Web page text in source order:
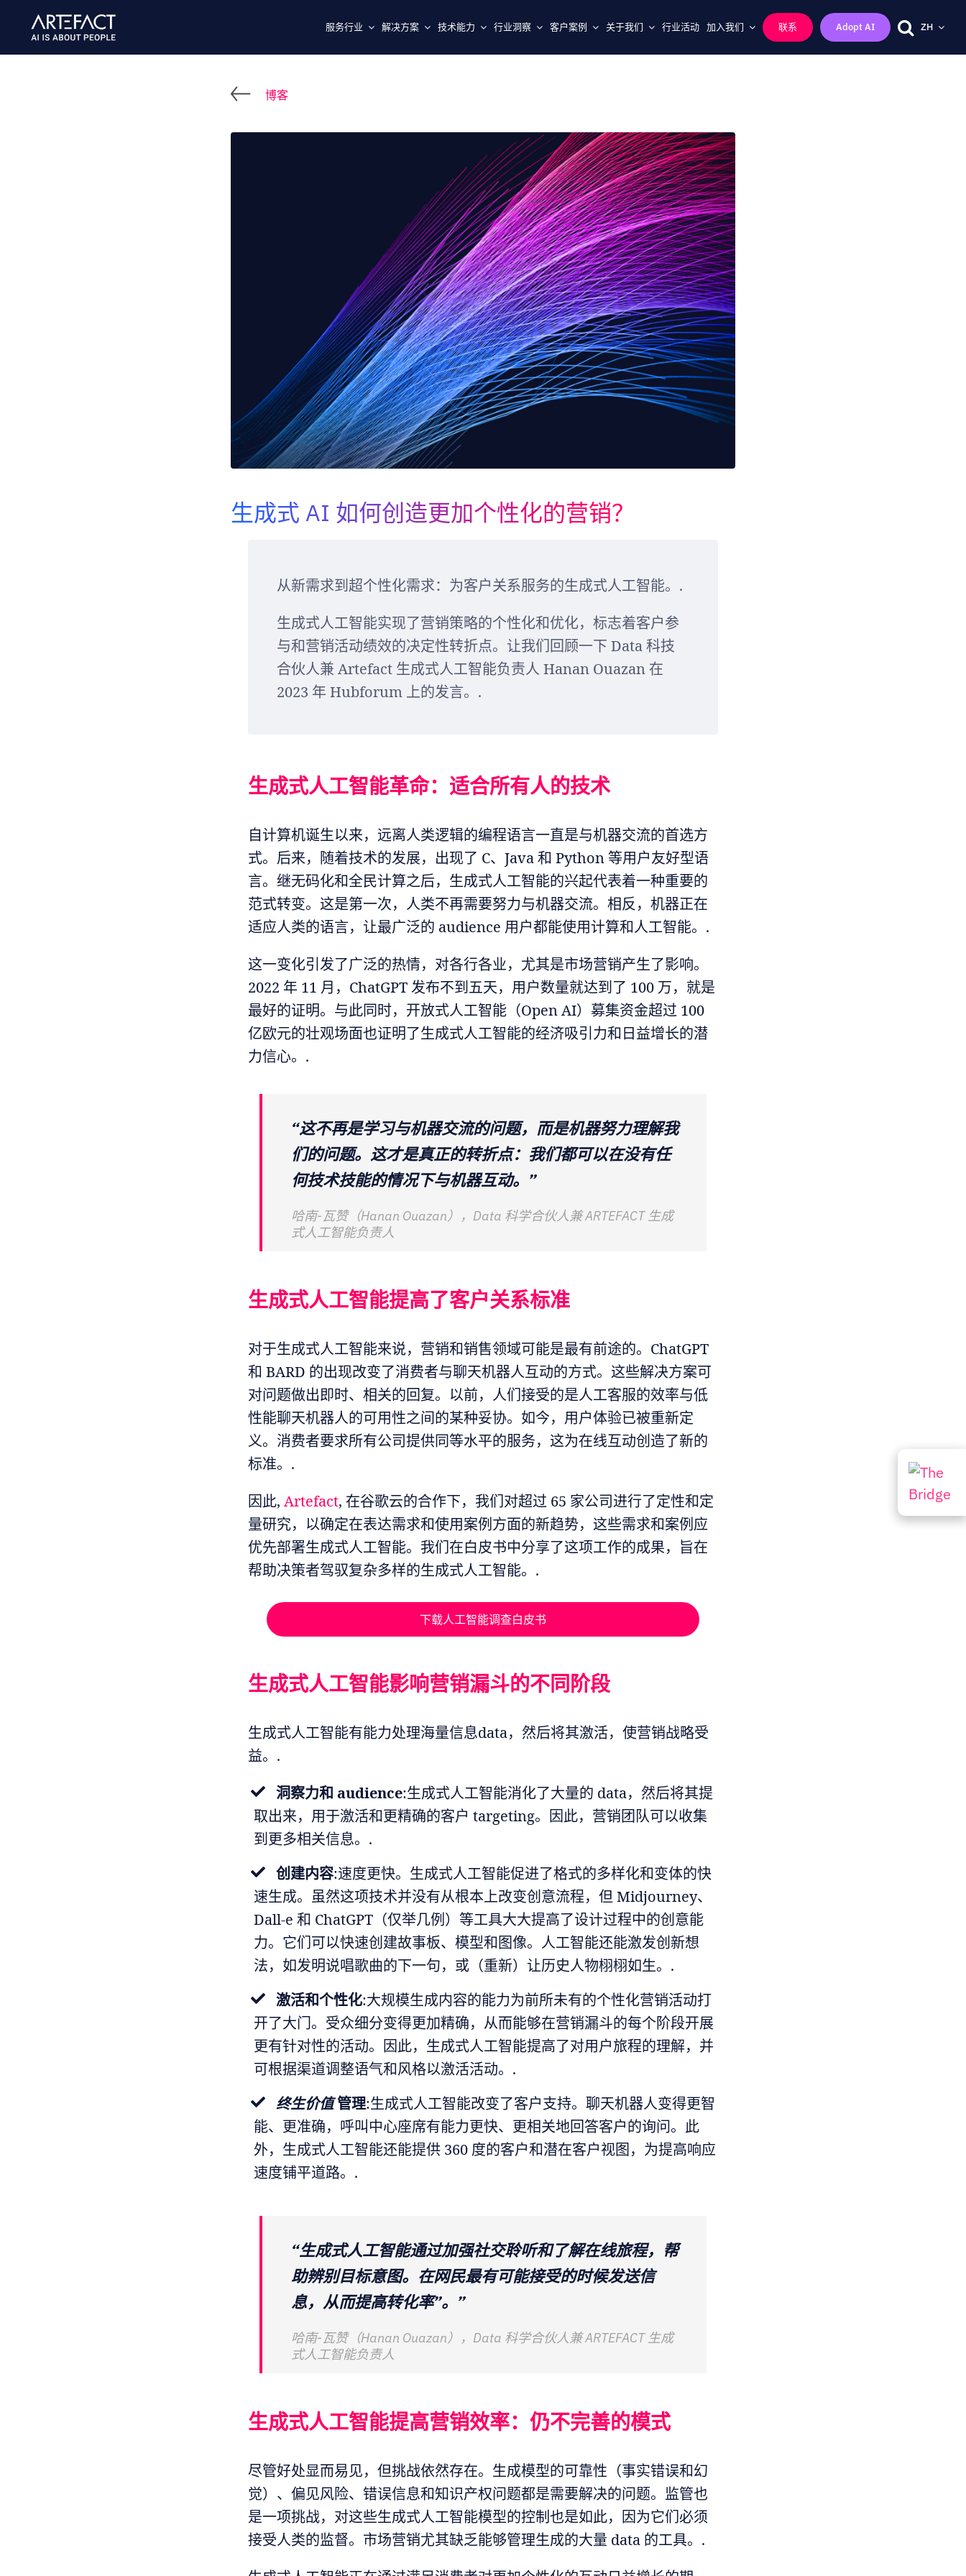
服务行业 解决方案 技术能力 行业洞察 客户案例 关于我们 行业活动 加入我们 联系 Adopt AI ZH
博客
生成式 AI 如何创造更加个性化的营销？
从新需求到超个性化需求：为客户关系服务的生成式人工智能。.
生成式人工智能实现了营销策略的个性化和优化，标志着客户参
与和营销活动绩效的决定性转折点。让我们回顾一下 Data 科技
合伙人兼 Artefact 生成式人工智能负责人 Hanan Ouazan 在
2023 年 Hubforum 上的发言。.
生成式人工智能革命：适合所有人的技术
自计算机诞生以来，远离人类逻辑的编程语言一直是与机器交流的首选方
式。后来，随着技术的发展，出现了 C、Java 和 Python 等用户友好型语
言。继无码化和全民计算之后，生成式人工智能的兴起代表着一种重要的
范式转变。这是第一次，人类不再需要努力与机器交流。相反，机器正在
适应人类的语言，让最广泛的 audience 用户都能使用计算和人工智能。.
这一变化引发了广泛的热情，对各行各业，尤其是市场营销产生了影响。
2022 年 11 月，ChatGPT 发布不到五天，用户数量就达到了 100 万，就是
最好的证明。与此同时，开放式人工智能（Open AI）募集资金超过 100
亿欧元的壮观场面也证明了生成式人工智能的经济吸引力和日益增长的潜
力信心。.
“这不再是学习与机器交流的问题，而是机器努力理解我
们的问题。这才是真正的转折点：我们都可以在没有任
何技术技能的情况下与机器互动。”
哈南-瓦赞（Hanan Ouazan），Data 科学合伙人兼 ARTEFACT 生成
式人工智能负责人
生成式人工智能提高了客户关系标准
对于生成式人工智能来说，营销和销售领域可能是最有前途的。ChatGPT
和 BARD 的出现改变了消费者与聊天机器人互动的方式。这些解决方案可
对问题做出即时、相关的回复。以前，人们接受的是人工客服的效率与低
性能聊天机器人的可用性之间的某种妥协。如今，用户体验已被重新定
义。消费者要求所有公司提供同等水平的服务，这为在线互动创造了新的
标准。.
因此,Artefact, 在谷歌云的合作下，我们对超过 65 家公司进行了定性和定
量研究，以确定在表达需求和使用案例方面的新趋势，这些需求和案例应
优先部署生成式人工智能。我们在白皮书中分享了这项工作的成果，旨在
帮助决策者驾驭复杂多样的生成式人工智能。.
下载人工智能调查白皮书
生成式人工智能影响营销漏斗的不同阶段
生成式人工智能有能力处理海量信息data，然后将其激活，使营销战略受
益。.
洞察力和 audience:生成式人工智能消化了大量的 data，然后将其提
取出来，用于激活和更精确的客户 targeting。因此，营销团队可以收集
到更多相关信息。.
创建内容:速度更快。生成式人工智能促进了格式的多样化和变体的快
速生成。虽然这项技术并没有从根本上改变创意流程，但 Midjourney、
Dall-e 和 ChatGPT（仅举几例）等工具大大提高了设计过程中的创意能
力。它们可以快速创建故事板、模型和图像。人工智能还能激发创新想
法，如发明说唱歌曲的下一句，或（重新）让历史人物栩栩如生。.
激活和个性化:大规模生成内容的能力为前所未有的个性化营销活动打
开了大门。受众细分变得更加精确，从而能够在营销漏斗的每个阶段开展
更有针对性的活动。因此，生成式人工智能提高了对用户旅程的理解，并
可根据渠道调整语气和风格以激活活动。.
终生价值管理:生成式人工智能改变了客户支持。聊天机器人变得更智
能、更准确，呼叫中心座席有能力更快、更相关地回答客户的询问。此
外，生成式人工智能还能提供 360 度的客户和潜在客户视图，为提高响应
速度铺平道路。.
“生成式人工智能通过加强社交聆听和了解在线旅程，帮
助辨别目标意图。在网民最有可能接受的时候发送信
息，从而提高转化率”。”
哈南-瓦赞（Hanan Ouazan），Data 科学合伙人兼 ARTEFACT 生成
式人工智能负责人
生成式人工智能提高营销效率：仍不完善的模式
尽管好处显而易见，但挑战依然存在。生成模型的可靠性（事实错误和幻
觉）、偏见风险、错误信息和知识产权问题都是需要解决的问题。监管也
是一项挑战，对这些生成式人工智能模型的控制也是如此，因为它们必须
接受人类的监督。市场营销尤其缺乏能够管理生成的大量 data 的工具。.